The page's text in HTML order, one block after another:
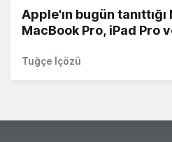
Apple'ın bugün
MacBook Pro, iPad Pro
Tuğçe İçözü